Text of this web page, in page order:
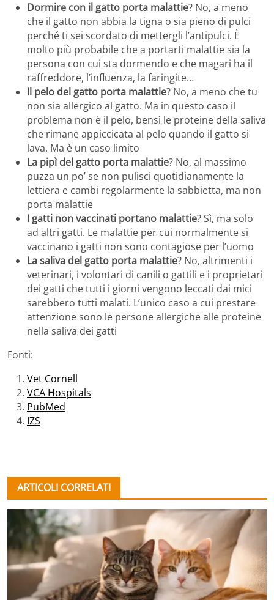
Dormire con il gatto porta malattie? No, a meno
che il gatto non abbia la tigna o sia pieno di pulci
perché ti sei scordato di mettergli l’antipulci. È
molto più probabile che a portarti malattie sia la
persona con cui sta dormendo e che magari ha il
raffreddore, l’influenza, la faringite…
Il pelo del gatto porta malattie? No, a meno che tu
non sia allergico al gatto. Ma in questo caso il
problema non è il pelo, bensì le proteine della saliva
che rimane appiccicata al pelo quando il gatto si
lava. Ma è un caso limito
La pipì del gatto porta malattie? No, al massimo
puzza un po’ se non pulisci quotidianamente la
lettiera e cambi regolarmente la sabbietta, ma non
porta malattie
I gatti non vaccinati portano malattie? Sì, ma solo
ad altri gatti. Le malattie per cui normalmente si
vaccinano i gatti non sono contagiose per l’uomo
La saliva del gatto porta malattie? No, altrimenti i
veterinari, i volontari di canili o gattili e i proprietari
dei gatti che tutti i giorni vengono leccati dai mici
sarebbero tutti malati. L’unico caso a cui prestare
attenzione sono le persone allergiche alle proteine
nella saliva dei gatti
Fonti:
Vet Cornell
VCA Hospitals
PubMed
IZS
ARTICOLI CORRELATI